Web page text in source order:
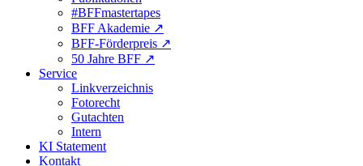
#BFFmastertapes
BFF Akademie ↗︎
BFF-Förderpreis ↗︎
50 Jahre BFF ↗︎
Service
Linkverzeichnis
Fotorecht
Gutachten
Intern
KI Statement
Kontakt